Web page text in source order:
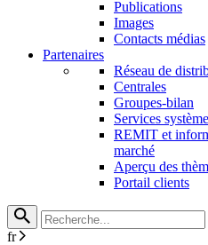
Publications
Images
Contacts médias
Partenaires
Réseau de
Centrales
Groupes-bilan
Services système
REMIT et
marché
Aperçu des
Portail clients
fr